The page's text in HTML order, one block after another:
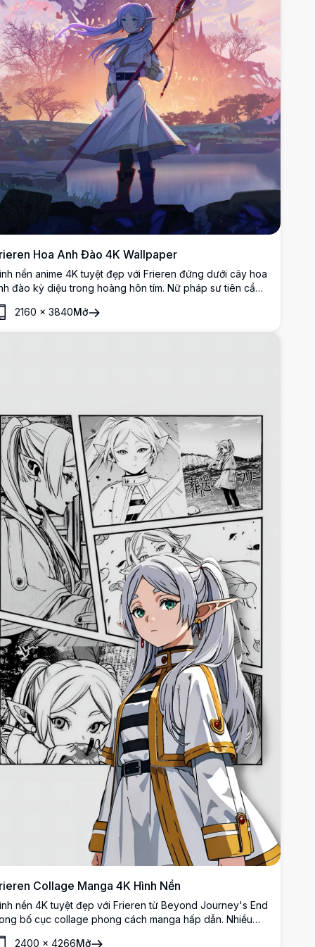
Hoa Anh Đào 4K Wallpaper
nền anime 4K tuyệt đẹp với Frieren đứng dưới cây hoa
đào kỳ diệu trong hoàng hôn tím. Nữ pháp sư tiên cầm
trượng trong khi những cánh hoa sakura nhảy múa
không khí huyền ảo, tạo nên ph풍 cảnh fantasy yên
từ Beyond Journey's End.
2160 × 3840Mở
Collage Manga 4K Hình Nền
nền 4K tuyệt đẹp với Frieren từ Beyond Journey's End
bố cục collage phong cách manga hấp dẫn. Nhiều
thể hiện nữ pháp sư elf được yêu thích với mái tóc
2400 × 4266Mở